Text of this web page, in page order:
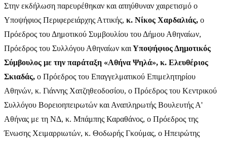
Στην εκδήλωση παρευρέθηκαν και απηύθυναν χαιρετισμό ο
Υποψήφιος Περιφερειάρχης Αττικής, κ. Νίκος Χαρδαλιάς, ο
Πρόεδρος του Δημοτικού Συμβουλίου του Δήμου Αθηναίων,
Πρόεδρος του Συλλόγου Αθηναίων και Υποψήφιος Δημοτικός
Σύμβουλος με την παράταξη «Αθήνα Ψηλά», κ. Ελευθέριος
Σκιαδάς, ο Πρόεδρος του Επαγγελματικού Επιμελητηρίου
Αθηνών, κ. Γιάννης Χατζηθεοδοσίου, ο Πρόεδρος του Κεντρικού
Συλλόγου Βορειοηπειρωτών και Αναπληρωτής Βουλευτής Α'
Αθήνας με τη ΝΔ, κ. Μπάμπης Καραθάνος, ο Πρόεδρος της
Ένωσης Χειμαρριωτών, κ. Θοδωρής Γκούμας, ο Ηπειρώτης